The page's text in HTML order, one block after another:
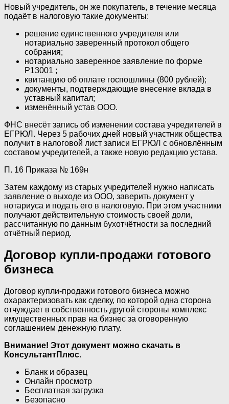
Новый учредитель, он же покупатель, в течение месяца
подаёт в налоговую такие документы:
решение единственного учредителя или
нотариально заверенный протокол общего
собрания;
нотариально заверенное заявление по форме
Р13001 ;
квитанцию об оплате госпошлины (800 рублей);
документы, подтверждающие внесение вклада в
уставный капитал;
изменённый устав ООО.
ФНС внесёт запись об изменении состава учредителей в
ЕГРЮЛ. Через 5 рабочих дней новый участник общества
получит в налоговой лист записи ЕГРЮЛ с обновлённым
составом учредителей, а также новую редакцию устава.
П. 16 Приказа № 169н
Затем каждому из старых учредителей нужно написать
заявление о выходе из ООО, заверить документ у
нотариуса и подать его в налоговую. При этом участники
получают действительную стоимость своей доли,
рассчитанную по данным бухотчётности за последний
отчётный период.
Договор купли-продажи готового
бизнеса
Договор купли-продажи готового бизнеса можно
охарактеризовать как сделку, по которой одна сторона
отчуждает в собственность другой стороны комплекс
имущественных прав на бизнес за оговоренную
соглашением денежную плату.
Внимание! Этот документ можно скачать в
КонсультантПлюс.
Бланк и образец
Онлайн просмотр
Бесплатная загрузка
Безопасно